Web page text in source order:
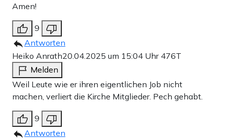
Amen!
9
Antworten
Heiko Anrath20.04.2025 um 15:04 Uhr 476T
Melden
Weil Leute wie er ihren eigentlichen Job nicht
machen, verliert die Kirche Mitglieder. Pech gehabt.
9
Antworten